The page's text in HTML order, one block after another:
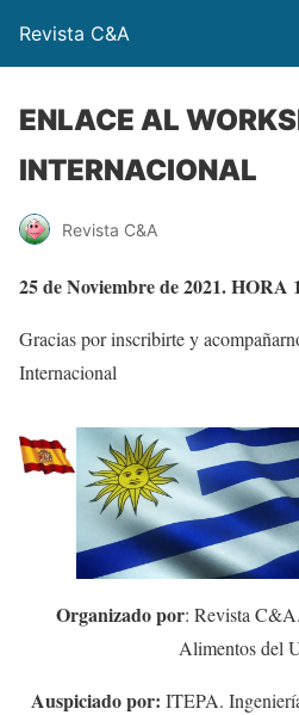
Revista C&A
ENLACE AL
INTERNACIONAL
Revista C&A
25 de Noviembre de 2021. HORA
Gracias por inscribirte y
Internacional
Organizado por: Revista
Alimentos del
Auspiciado por: ITEPA.